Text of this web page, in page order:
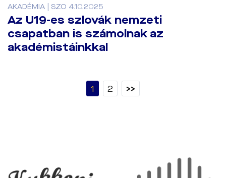
AKADÉMIA | SZO 4.10.2025
Az U19-es szlovák nemzeti
csapatban is számolnak az
akadémistáinkkal
1 2 >>